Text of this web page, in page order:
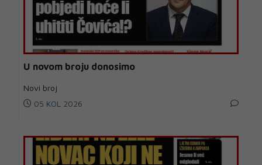
U novom broju donosimo
Novi broj
05 KOL 2026